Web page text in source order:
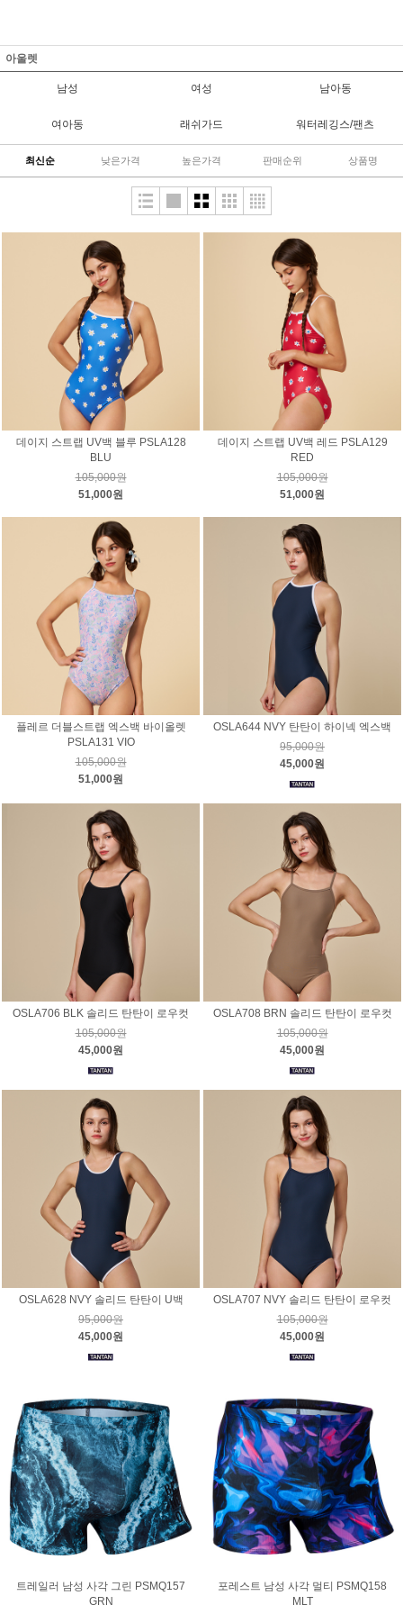
아울렛
남성 여성 남아동
여아동 래쉬가드 워터레깅스/팬츠
최신순 낮은가격 높은가격 판매순위 상품명
데이지 스트랩 UV백 블루 PSLA128
BLU
105,000원
51,000원
데이지 스트랩 UV백 레드 PSLA129
RED
105,000원
51,000원
플레르 더블스트랩 엑스백 바이올렛
PSLA131 VIO
105,000원
51,000원
OSLA644 NVY 탄탄이 하이넥 엑스백
95,000원
45,000원
OSLA706 BLK 솔리드 탄탄이 로우컷
105,000원
45,000원
OSLA708 BRN 솔리드 탄탄이 로우컷
105,000원
45,000원
OSLA628 NVY 솔리드 탄탄이 U백
95,000원
45,000원
OSLA707 NVY 솔리드 탄탄이 로우컷
105,000원
45,000원
트레일러 남성 사각 그린 PSMQ157
GRN
포레스트 남성 사각 멀티 PSMQ158
MLT